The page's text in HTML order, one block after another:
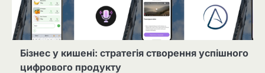
Бізнес у кишені: стратегія створення успішного
цифрового продукту